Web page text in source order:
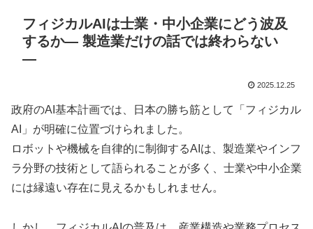
フィジカルAIは士業・中小企業にどう波及
するか― 製造業だけの話では終わらない
―
2025.12.25
政府のAI基本計画では、日本の勝ち筋として「フィジカル
AI」が明確に位置づけられました。
ロボットや機械を自律的に制御するAIは、製造業やインフ
ラ分野の技術として語られることが多く、士業や中小企業
には縁遠い存在に見えるかもしれません。